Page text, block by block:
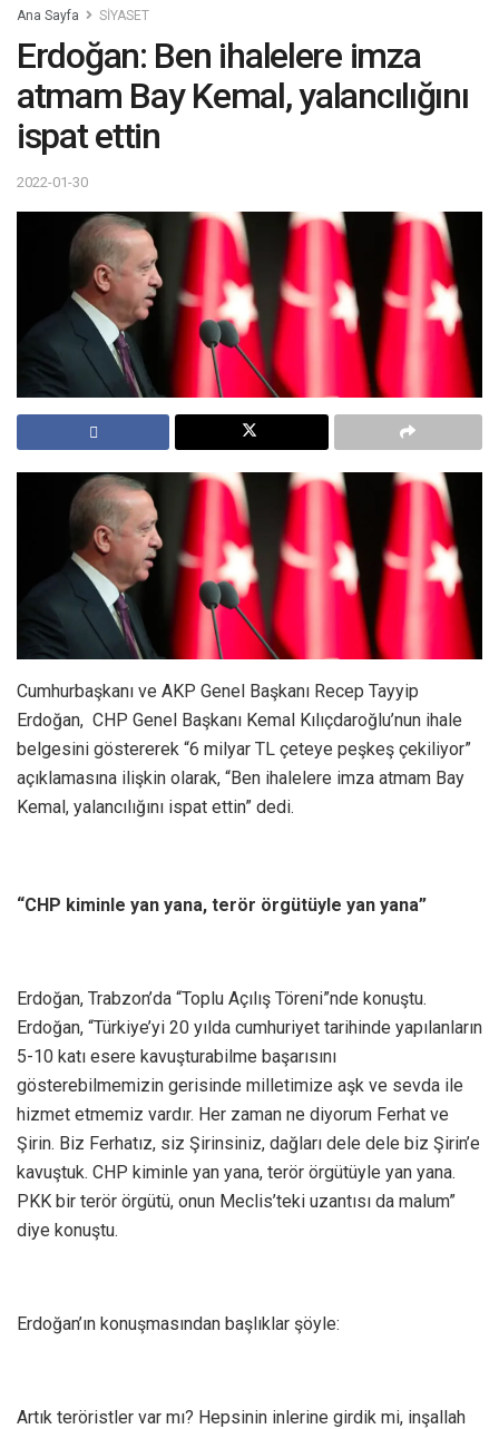
Ana Sayfa SİYASET
Erdoğan: Ben ihalelere imza
atmam Bay Kemal, yalancılığını
ispat ettin
2022-01-30
Cumhurbaşkanı ve AKP Genel Başkanı Recep Tayyip
Erdoğan, CHP Genel Başkanı Kemal Kılıçdaroğlu’nun ihale
belgesini göstererek “6 milyar TL çeteye peşkeş çekiliyor”
açıklamasına ilişkin olarak, “Ben ihalelere imza atmam Bay
Kemal, yalancılığını ispat ettin” dedi.
“CHP kiminle yan yana, terör örgütüyle yan yana”
Erdoğan, Trabzon’da “Toplu Açılış Töreni”nde konuştu.
Erdoğan, “Türkiye’yi 20 yılda cumhuriyet tarihinde yapılanların
5-10 katı esere kavuşturabilme başarısını
gösterebilmemizin gerisinde milletimize aşk ve sevda ile
hizmet etmemiz vardır. Her zaman ne diyorum Ferhat ve
Şirin. Biz Ferhatız, siz Şirinsiniz, dağları dele dele biz Şirin’e
kavuştuk. CHP kiminle yan yana, terör örgütüyle yan yana.
PKK bir terör örgütü, onun Meclis’teki uzantısı da malum”
diye konuştu.
Erdoğan’ın konuşmasından başlıklar şöyle:
Artık teröristler var mı? Hepsinin inlerine girdik mi, inşallah